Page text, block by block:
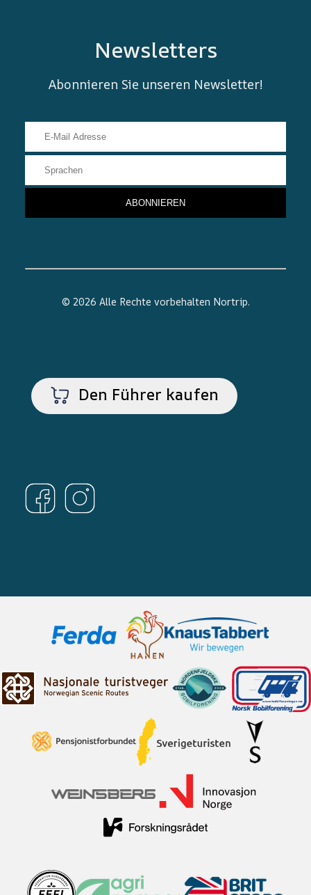
Newsletters
Abonnieren Sie unseren Newsletter!
© 2026 Alle Rechte vorbehalten Nortrip.
Den Führer kaufen